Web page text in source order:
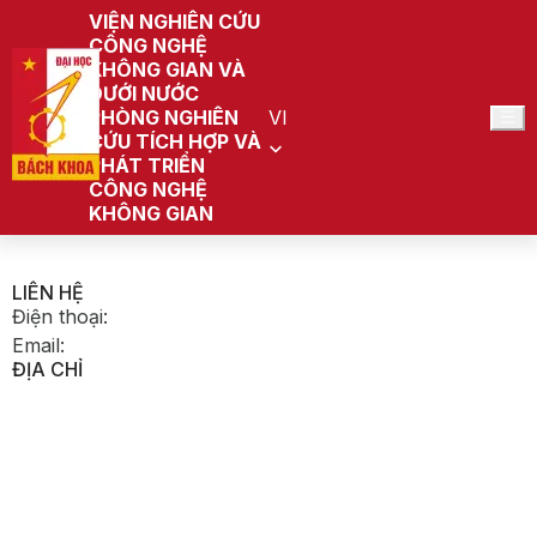
VIỆN NGHIÊN CỨU
CÔNG NGHỆ
KHÔNG GIAN VÀ
DƯỚI NƯỚC
PHÒNG NGHIÊN
CỨU TÍCH HỢP VÀ
PHÁT TRIỂN
CÔNG NGHỆ
KHÔNG GIAN
VI
LIÊN HỆ
Điện thoại:
Email:
ĐỊA CHỈ